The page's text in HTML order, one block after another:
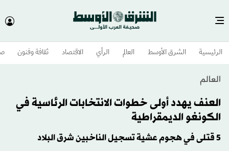
الرئيسية الشرق الأوسط​ العالم الرأي الاقتصاد ثقافة وفنون
العالم
العنف يهدد أولى خطوات الانتخابات الرئاسية في
الكونغو الديمقراطية
5 قتلى في هجوم عشية تسجيل الناخبين شرق البلاد